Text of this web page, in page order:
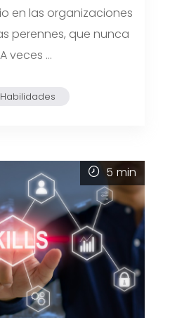
en las organizaciones
perennes, que nunca
veces …
Habilidades
5 min